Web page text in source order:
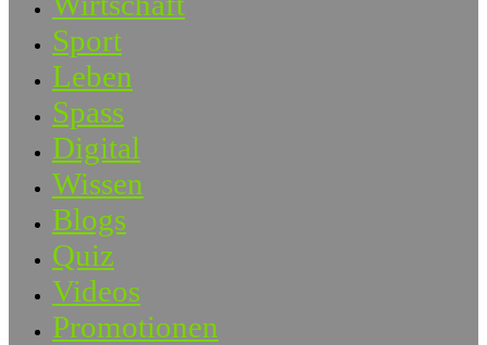
Sport
Leben
Spass
Digital
Wissen
Blogs
Quiz
Videos
Promotionen